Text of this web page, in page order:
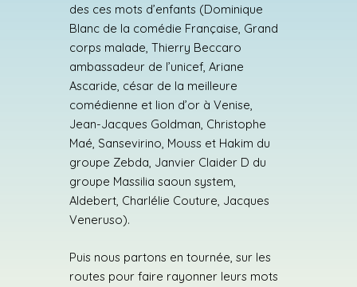
des ces mots d’enfants (Dominique
Blanc de la comédie Française, Grand
corps malade, Thierry Beccaro
ambassadeur de l’unicef, Ariane
Ascaride, césar de la meilleure
comédienne et lion d’or à Venise,
Jean-Jacques Goldman, Christophe
Maé, Sansevirino, Mouss et Hakim du
groupe Zebda, Janvier Claider D du
groupe Massilia saoun system,
Aldebert, Charlélie Couture, Jacques
Veneruso).
Puis nous partons en tournée, sur les
routes pour faire rayonner leurs mots